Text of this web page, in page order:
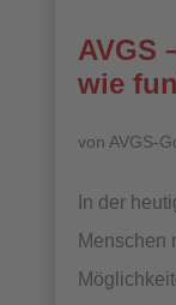
AVGS
wie
von AVGS-
In der
Menschen